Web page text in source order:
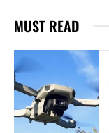
MUST READ